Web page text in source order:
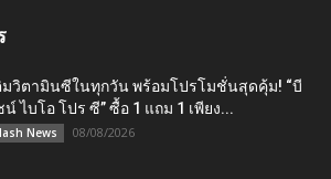
มวิตามินซีในทุกวัน พร้อมโปรโมชั่นสุดคุ้ม! “บี
น์ ไบโอ โปร ซี” ซื้อ 1 แถม 1 เพียง...
News 08/08/2026